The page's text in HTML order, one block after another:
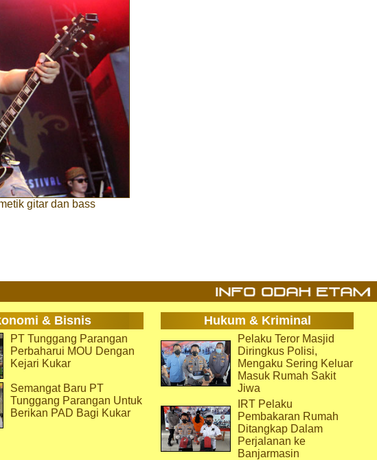
gitar dan bass
& Bisnis Hukum & Kriminal
PT Tunggang Parangan
Perbaharui MOU Dengan
Kejari Kukar
Semangat Baru PT
Tunggang Parangan Untuk
Berikan PAD Bagi Kukar
Pelaku Teror Masjid
Diringkus Polisi,
Mengaku Sering Keluar
Masuk Rumah Sakit
Jiwa
IRT Pelaku
Pembakaran Rumah
Ditangkap Dalam
Perjalanan ke
Banjarmasin